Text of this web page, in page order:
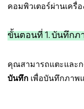
คอมพิวเตอร์ผ่านเครื่
ขั้นตอนที่ 1. บันทึกภ
คุณสามารถแตะและ
บันทึก เพื่อบันทึกภาพ